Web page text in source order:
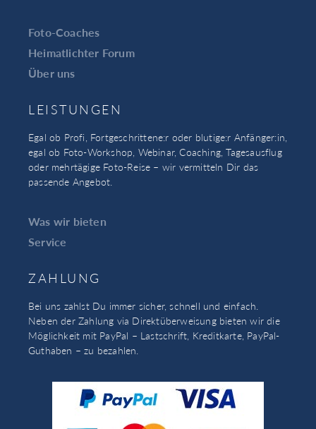
Foto-Coaches
Heimatlichter Forum
Über uns
LEISTUNGEN
Egal ob Profi, Fortgeschrittene:r oder blutige:r Anfänger:in,
egal ob Foto-Workshop, Webinar, Coaching, Tagesausflug
oder mehrtägige Foto-Reise – wir vermitteln Dir das
passende Angebot.
Was wir bieten
Service
ZAHLUNG
Bei uns zahlst Du immer sicher, schnell und einfach.
Neben der Zahlung via Direktüberweisung bieten wir die
Möglichkeit mit PayPal – Lastschrift, Kreditkarte, PayPal-
Guthaben – zu bezahlen.